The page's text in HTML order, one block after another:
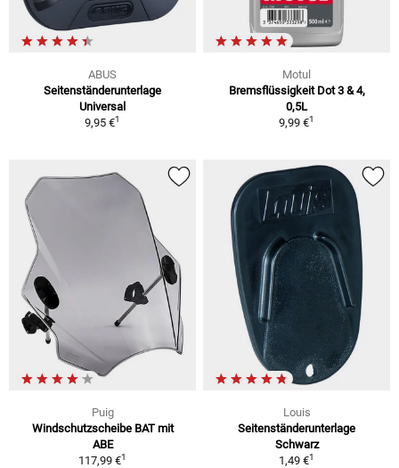
ABUS
Seitenständerunterlage
Universal
9,95 €1
Motul
Bremsflüssigkeit Dot 3 & 4,
0,5L
9,99 €1
Puig
Windschutzscheibe BAT mit
ABE
117,99 €1
Louis
Seitenständerunterlage
Schwarz
1,49 €1